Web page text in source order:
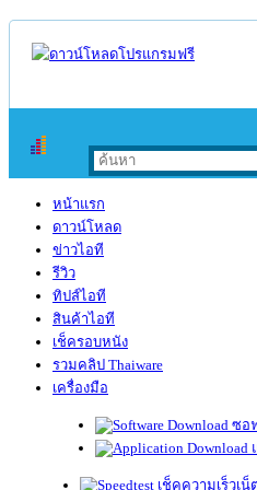
หน้าแรก
ดาวน์โหลด
ข่าวไอที
รีวิว
ทิปส์ไอที
สินค้าไอที
เช็ครอบหนัง
รวมคลิป Thaiware
เครื่องมือ
ซอ
เช็คความเร็วเน็